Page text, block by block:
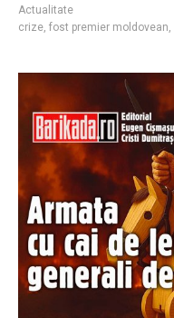
Actualitate
crize, fost premier moldovean,